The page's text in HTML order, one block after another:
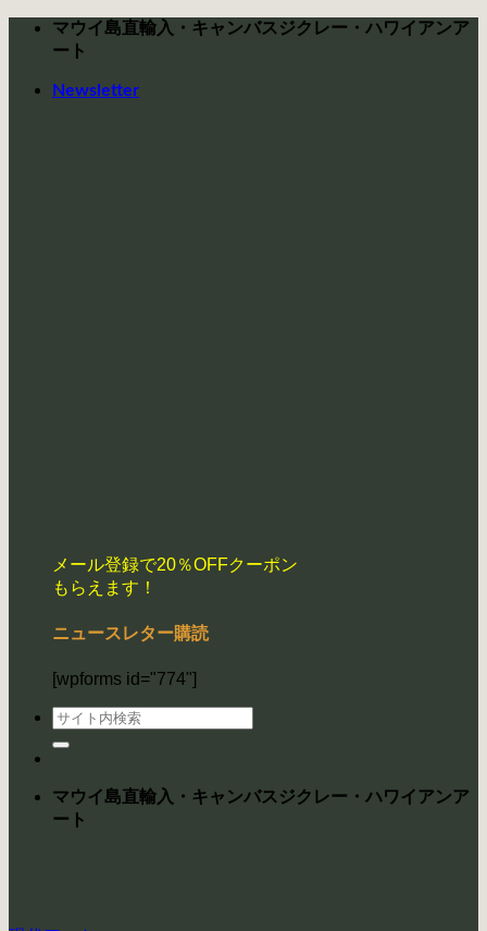
Skip
マウイ島直輸入・キャンバスジクレー・ハワイアンア
ート
Newsletter
メール登録で20％OFFクーポン
もらえます！
ニュースレター購読
[wpforms id="774"]
検
索
マウイ島直輸入・キャンバスジクレー・ハワイアンア
ート